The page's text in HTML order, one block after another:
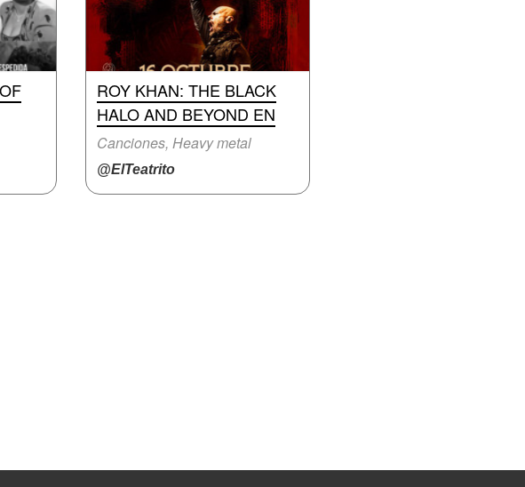
ROY KHAN: THE BLACK
HALO AND BEYOND EN
Canciones, Heavy metal
@ElTeatrito